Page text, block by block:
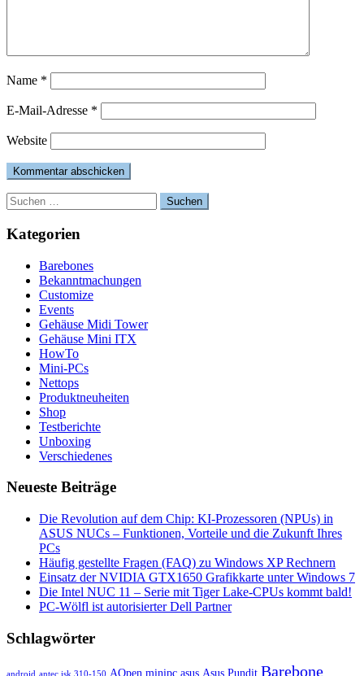
Name *
E-Mail-Adresse *
Website
Suchen
nach:
Kategorien
Barebones
Bekanntmachungen
Customize
Events
Gehäuse Midi Tower
Gehäuse Mini ITX
HowTo
Mini-PCs
Nettops
Produktneuheiten
Shop
Testberichte
Unboxing
Verschiedenes
Neueste Beiträge
Die Revolution auf dem Chip: KI-Prozessoren (NPUs) in
ASUS NUCs – Funktionen, Vorteile und die Zukunft Ihres
PCs
Häufig gestellte Fragen (FAQ) zu Windows XP Rechnern
Einsatz der NVIDIA GTX1650 Grafikkarte unter Windows 7
Die Intel NUC 11 – Serie mit Tiger Lake-CPUs kommt bald!
PC-Wölfl ist autorisierter Dell Partner
Schlagwörter
android antec isk 310-150 AOpen minipc asus Asus Pundit Barebone